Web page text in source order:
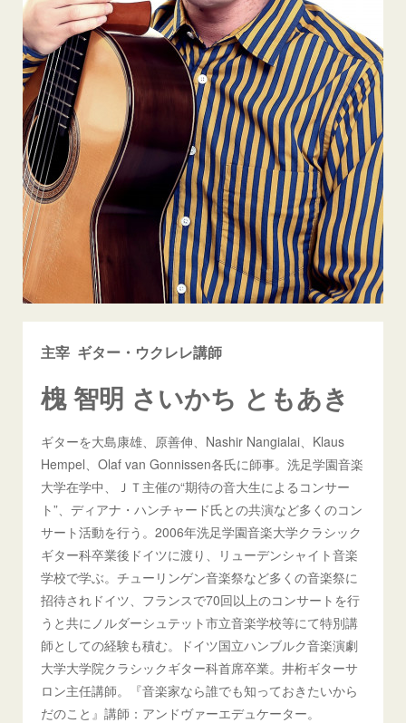
主宰 ギター・ウクレレ講師
槐 智明 さいかち ともあき
ギターを大島康雄、原善伸、Nashir Nangialai、Klaus
Hempel、Olaf van Gonnissen各氏に師事。洗足学園音楽
大学在学中、ＪＴ主催の“期待の音大生によるコンサー
ト”、ディアナ・ハンチャード氏との共演など多くのコン
サート活動を行う。2006年洗足学園音楽大学クラシック
ギター科卒業後ドイツに渡り、リューデンシャイト音楽
学校で学ぶ。チューリンゲン音楽祭など多くの音楽祭に
招待されドイツ、フランスで70回以上のコンサートを行
うと共にノルダーシュテット市立音楽学校等にて特別講
師としての経験も積む。ドイツ国立ハンブルク音楽演劇
大学大学院クラシックギター科首席卒業。井桁ギターサ
ロン主任講師。『音楽家なら誰でも知っておきたいから
だのこと』講師：アンドヴァーエデュケーター。